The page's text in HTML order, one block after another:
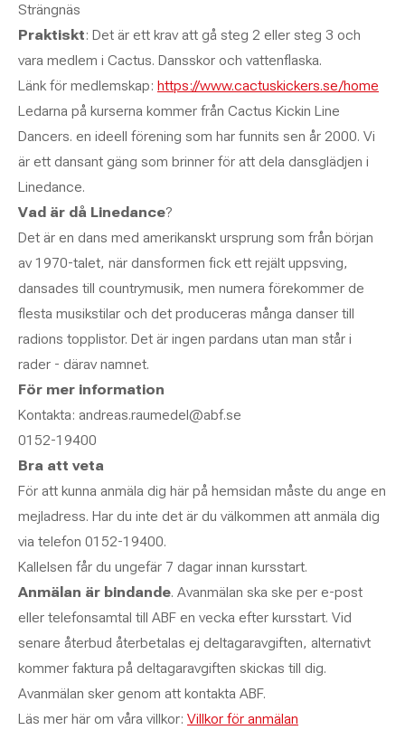
Strängnäs
Praktiskt: Det är ett krav att gå steg 2 eller steg 3 och
vara medlem i Cactus. Dansskor och vattenflaska.
Länk för medlemskap: https://www.cactuskickers.se/home
Ledarna på kurserna kommer från Cactus Kickin Line
Dancers. en ideell förening som har funnits sen år 2000. Vi
är ett dansant gäng som brinner för att dela dansglädjen i
Linedance.
Vad är då Linedance?
Det är en dans med amerikanskt ursprung som från början
av 1970-talet, när dansformen fick ett rejält uppsving,
dansades till countrymusik, men numera förekommer de
flesta musikstilar och det produceras många danser till
radions topplistor. Det är ingen pardans utan man står i
rader - därav namnet.
För mer information
Kontakta: andreas.raumedel@abf.se
0152-19400
Bra att veta
För att kunna anmäla dig här på hemsidan måste du ange en
mejladress. Har du inte det är du välkommen att anmäla dig
via telefon 0152-19400.
Kallelsen får du ungefär 7 dagar innan kursstart.
Anmälan är bindande. Avanmälan ska ske per e-post
eller telefonsamtal till ABF en vecka efter kursstart. Vid
senare återbud återbetalas ej deltagaravgiften, alternativt
kommer faktura på deltagaravgiften skickas till dig.
Avanmälan sker genom att kontakta ABF.
Läs mer här om våra villkor: Villkor för anmälan